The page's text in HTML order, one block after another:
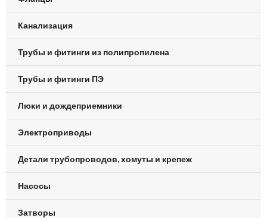
Канализация
Трубы и фитинги из полипропилена
Трубы и фитинги ПЭ
Люки и дождеприемники
Электроприводы
Детали трубопроводов, хомуты и крепеж
Насосы
Затворы